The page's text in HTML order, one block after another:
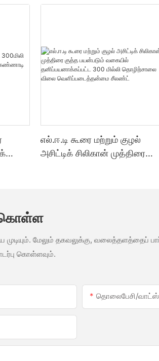
எல்.ஈ.டி கூரை மற்றும் குழல்
அசிட்டிக் சிலிகான் முத்திரை
மேலும் தகவலுக்கு, வலைத்தளத்தைப்
கொள்ளவும்.
தொலைபேசி/